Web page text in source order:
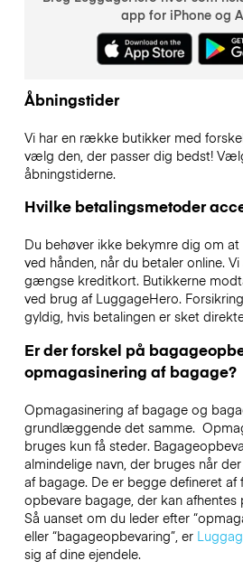
app for iPhone og
Åbningstider
Vi har en række butikker med
vælg den, der passer dig bedst!
åbningstiderne.
Hvilke betalingsmetoder
Du behøver ikke bekymre dig om
ved hånden, når du betaler online.
gængse kreditkort. Butikkerne
ved brug af LuggageHero.
gyldig, hvis betalingen er sket
Er der forskel på
opmagasinering af bagage?
Opmagasinering af bagage og
grundlæggende det samme.
bruges kun få steder.
almindelige navn, der bruges når
af bagage. De er begge defineret af
opbevare bagage, der kan afhentes
Så uanset om du leder efter
eller “bagageopbevaring”, er
sig af dine ejendele.